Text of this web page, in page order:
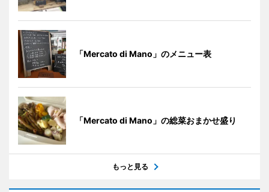
「Mercato di Mano」のメニュー表
「Mercato di Mano」の総菜おまかせ盛り
もっと見る